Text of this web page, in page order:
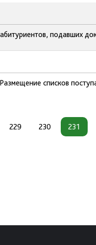
подавших
списков
229 230 231